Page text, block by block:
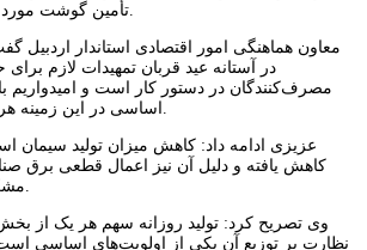
تأمین گوشت مورد نیاز به عمل آمده است.
معاون هماهنگی امور اقتصادی استاندار اردبیل
در آستانه عید قربان تمهیدات لازم برای
مصرف‌کنندگان در دستور کار است و امیدواریم
اساسی در این زمینه هر چه موفق‌تر عمل شود.
عزیزی ادامه داد: کاهش میزان تولید سیمان
کاهش یافته و دلیل آن نیز اعمال قطعی برق
مشکل در این زمینه هستیم.
وی تصریح کرد: تولید روزانه سهم هر یک از
نظارت بر توزیع آن یکی از اولویت‌های اساسی